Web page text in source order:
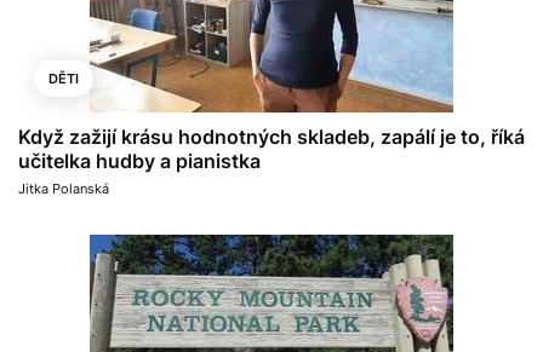
DĚTI
Když zažijí krásu hodnotných skladeb, zapálí je to, říká
učitelka hudby a pianistka
Jitka Polanská